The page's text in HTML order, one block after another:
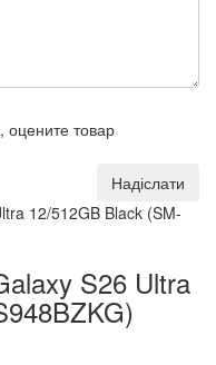
оцените товар
Надіслати
S26 Ultra